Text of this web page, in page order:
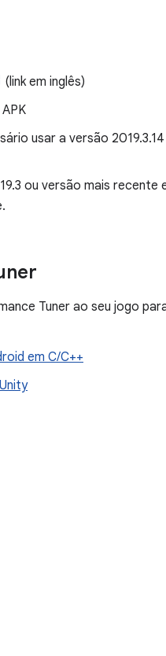
(link em inglês)
usar a versão
ou versão mais recente
Tuner ao seu jogo
em C/C++